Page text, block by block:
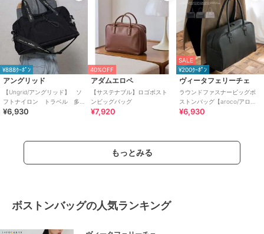
¥888ｸｰﾎﾟﾝ
アングリッド
【Ungrid/アングリッド】 ソ
フトナイロン トラベル 多
機能マルチ ビッグボストン
¥6,930
40%OFF
アダムエロペ
【サステナブル】ロゴボスト
ンビッグバッグ
¥7,920
SALE
¥200ｸｰﾎﾟﾝ
ヴィータフェリーチェ
ラウンドファスナービッグボ
ストンバッグ【aroco/アロ
コ】
¥6,930
もっとみる
ボストンバッグの人気ランキング